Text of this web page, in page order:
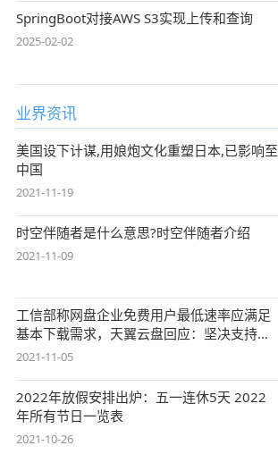
SpringBoot对接AWS S3实现上传和查询
2025-02-02
业界资讯
美国设下计谋,用娘炮文化重塑日本,已影响至
中国
2021-11-19
时空伴随者是什么意思?时空伴随者介绍
2021-11-09
工信部称网盘企业免费用户最低速率应满足
基本下载需求，天翼云盘回应：坚决支持，
始终
2021-11-05
2022年放假安排出炉：五一连休5天 2022
年所有节日一览表
2021-10-26